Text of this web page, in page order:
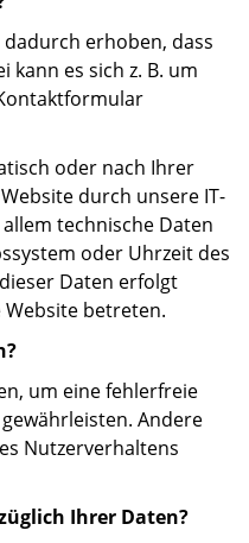
erhoben, dass
kann es sich z. B. um
oder nach Ihrer
durch unsere IT-
technische Daten
oder Uhrzeit des
Daten erfolgt
betreten.
um eine fehlerfreie
Andere
Nutzerverhaltens
Ihrer Daten?